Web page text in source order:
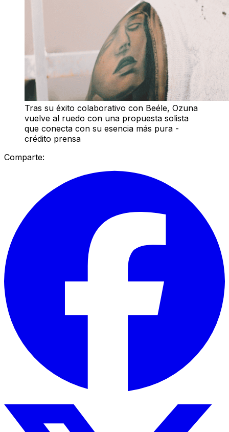
Tras su éxito colaborativo con Beéle, Ozuna
vuelve al ruedo con una propuesta solista
que conecta con su esencia más pura -
crédito prensa
Comparte: